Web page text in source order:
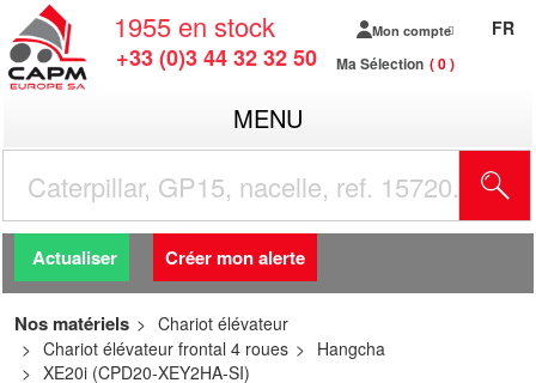
1955 en stock
+33 (0)3 44 32 32 50
Mon compte
Ma Sélection 0
FR
MENU
Actualiser Créer mon alerte
Nos matériels
Chariot élévateur
Chariot élévateur frontal 4 roues
Hangcha
XE20i (CPD20-XEY2HA-SI)